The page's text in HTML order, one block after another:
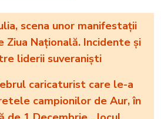
scena unor manifestații
Ziua Națională. Incidente și
liderii suveraniști
caricaturist care le-a
campionilor de Aur, în